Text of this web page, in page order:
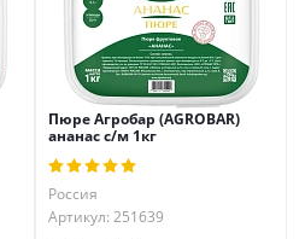
Пюре Агробар (AGROBAR)
ананас с/м 1кг
Россия
Артикул: 251639